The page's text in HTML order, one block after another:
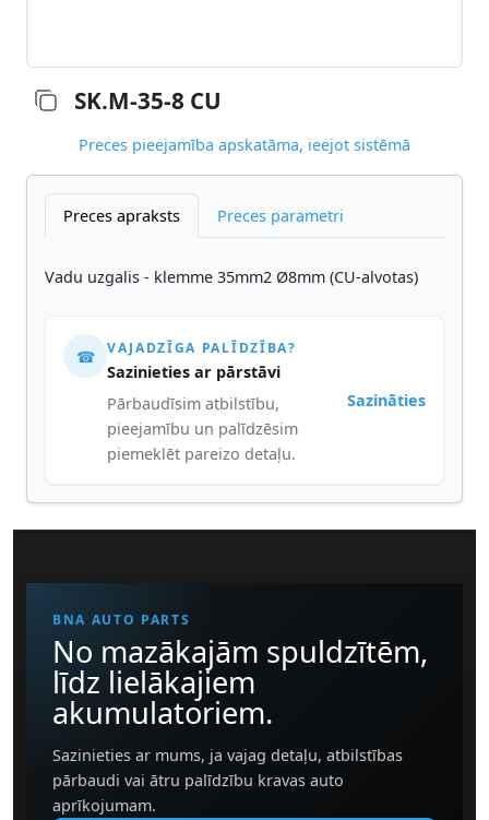
SK.M-35-8 CU
Preces pieejamība apskatāma, ieejot sistēmā
Preces apraksts Preces parametri
Vadu uzgalis - klemme 35mm2 Ø8mm (CU-alvotas)
☎ VAJADZĪGA PALĪDZĪBA?
Sazinieties ar pārstāvi
Pārbaudīsim atbilstību,
pieejamību un palīdzēsim
piemeklēt pareizo detaļu.
Sazināties
BNA AUTO PARTS
No mazākajām spuldzītēm,
līdz lielākajiem
akumulatoriem.
Sazinieties ar mums, ja vajag detaļu, atbilstības
pārbaudi vai ātru palīdzību kravas auto
aprīkojumam.